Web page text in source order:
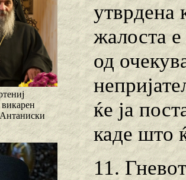
утврдена
жалоста
од
ќе ја
каде што
11.